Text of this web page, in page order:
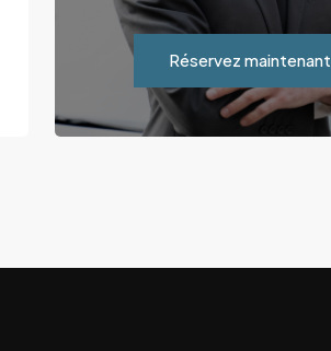
Réservez maintenant